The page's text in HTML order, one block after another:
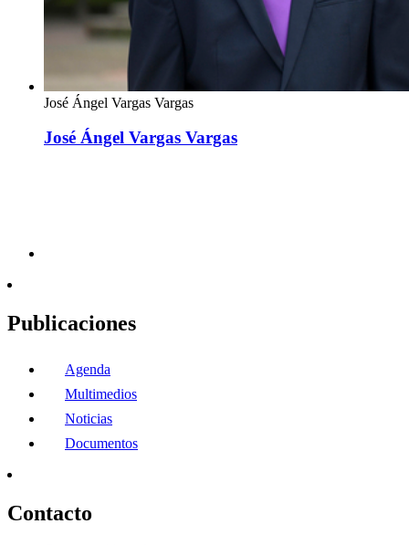
José Ángel Vargas Vargas
José Ángel Vargas Vargas
Publicaciones
Agenda
Multimedios
Noticias
Documentos
Contacto